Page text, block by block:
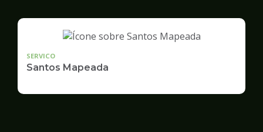
SERVICO
Santos Mapeada